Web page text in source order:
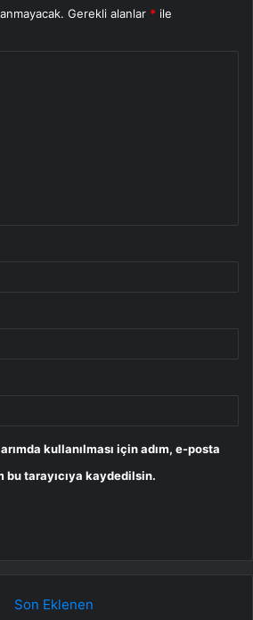
Gerekli alanlar * ile
kullanılması için adım, e-posta
bu tarayıcıya kaydedilsin.
Son Eklenen